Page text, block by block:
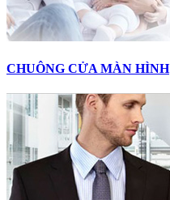
CHUÔNG CỬA MÀN HÌNH